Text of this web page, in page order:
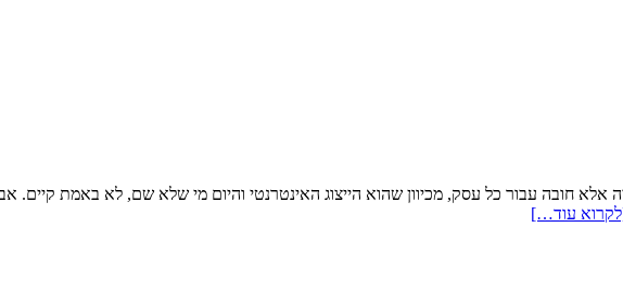
אלא חובה עבור כל עסק, מכיוון שהוא הייצוג האינטרנטי והיום מי שלא שם, לא באמת
עוד…]